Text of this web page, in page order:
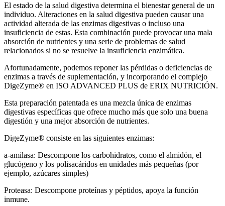
El estado de la salud digestiva determina el bienestar general de un
individuo. Alteraciones en la salud digestiva pueden causar una
actividad alterada de las enzimas digestivas o incluso una
insuficiencia de estas. Esta combinación puede provocar una mala
absorción de nutrientes y una serie de problemas de salud
relacionados si no se resuelve la insuficiencia enzimática.
Afortunadamente, podemos reponer las pérdidas o deficiencias de
enzimas a través de suplementación, y incorporando el complejo
DigeZyme® en ISO ADVANCED PLUS de ERIX NUTRICIÓN.
Esta preparación patentada es una mezcla única de enzimas
digestivas específicas que ofrece mucho más que solo una buena
digestión y una mejor absorción de nutrientes.
DigeZyme® consiste en las siguientes enzimas:
a-amilasa: Descompone los carbohidratos, como el almidón, el
glucógeno y los polisacáridos en unidades más pequeñas (por
ejemplo, azúcares simples)
Proteasa: Descompone proteínas y péptidos, apoya la función
inmune.